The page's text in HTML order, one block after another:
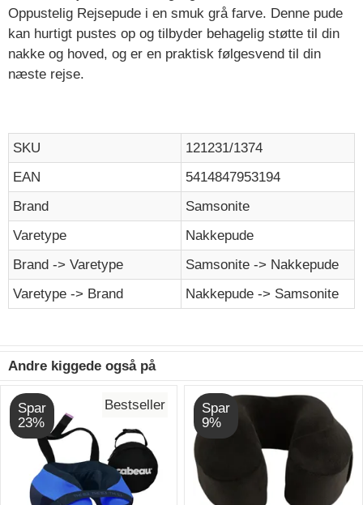
Oppustelig Rejsepude i en smuk grå farve. Denne pude
kan hurtigt pustes op og tilbyder behagelig støtte til din
nakke og hoved, og er en praktisk følgesvend til din
næste rejse.
SKU
121231/1374
EAN
5414847953194
Brand
Samsonite
Varetype
Nakkepude
Brand -> Varetype
Samsonite -> Nakkepude
Varetype -> Brand
Nakkepude -> Samsonite
Andre kiggede også på
Spar
23%
Bestseller
Spar
9%